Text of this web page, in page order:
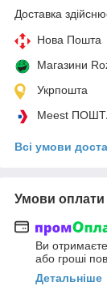
Доставка
Нова Пошта
Магазини
Укрпошта
Meest
Всі умови
Умови оплати
Ви
або гроші
Детальніше